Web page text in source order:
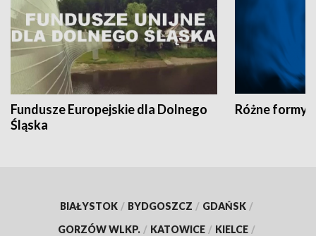
Fundusze Europejskie dla Dolnego
Śląska
Różne formy
BIAŁYSTOK / BYDGOSZCZ / GDAŃSK /
GORZÓW WLKP. / KATOWICE / KIELCE /